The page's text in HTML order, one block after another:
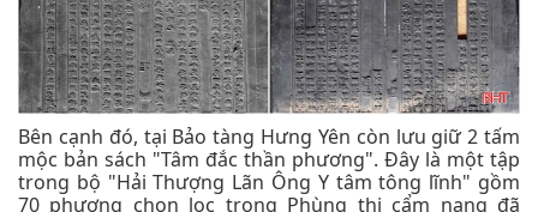
Bên cạnh đó, tại Bảo tàng Hưng Yên còn lưu giữ 2 tấm
mộc bản sách "Tâm đắc thần phương". Đây là một tập
trong bộ "Hải Thượng Lãn Ông Y tâm tông lĩnh" gồm
70 phương chọn lọc trong Phùng thị cẩm nang đã